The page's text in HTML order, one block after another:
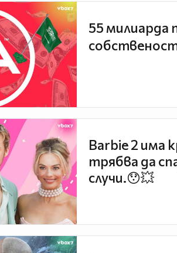
55 милиарда
Barbie 2 има
трябва да
случи.😯💥